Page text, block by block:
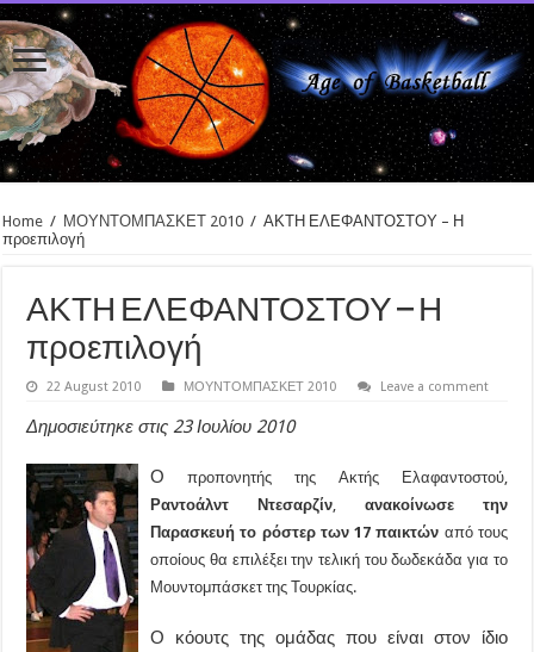
Home / ΜΟΥΝΤΟΜΠΑΣΚΕΤ 2010 / ΑΚΤΗ ΕΛΕΦΑΝΤΟΣΤΟΥ – Η
προεπιλογή
ΑΚΤΗ ΕΛΕΦΑΝΤΟΣΤΟΥ – Η
προεπιλογή
22 August 2010 ΜΟΥΝΤΟΜΠΑΣΚΕΤ 2010 Leave a comment
Δημοσιεύτηκε στις 23 Ιουλίου 2010
Ο προπονητής της Ακτής Ελαφαντοστού,
Ραντοάλντ Ντεσαρζίν, ανακοίνωσε την
Παρασκευή το ρόστερ των 17 παικτών από τους
οποίους θα επιλέξει την τελική του δωδεκάδα για το
Μουντομπάσκετ της Τουρκίας.
Ο κόουτς της ομάδας που είναι στον ίδιο